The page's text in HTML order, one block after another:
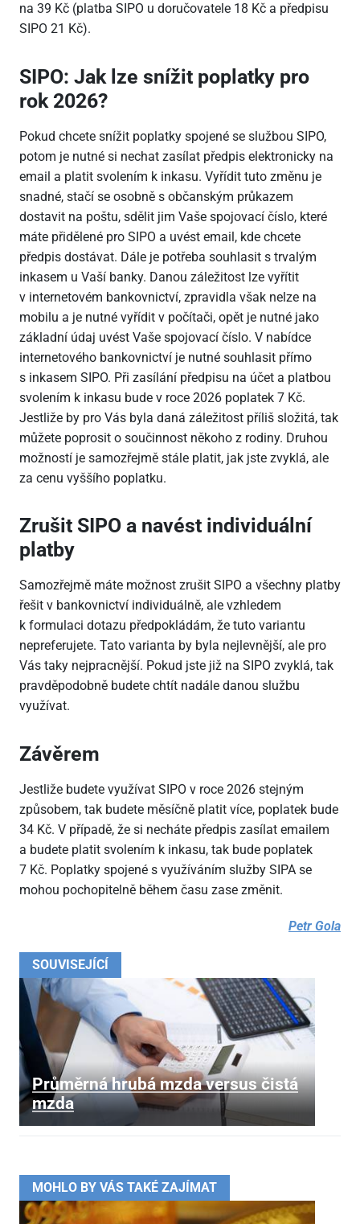
SOUVISEJÍCÍ
Průměrná hrubá mzda versus čistá
mzda
na 39 Kč (platba SIPO u doručovatele 18 Kč a předpisu
SIPO 21 Kč).
SIPO: Jak lze snížit poplatky pro
rok 2026?
Pokud chcete snížit poplatky spojené se službou SIPO,
potom je nutné si nechat zasílat předpis elektronicky na
email a platit svolením k inkasu. Vyřídit tuto změnu je
snadné, stačí se osobně s občanským průkazem
dostavit na poštu, sdělit jim Vaše spojovací číslo, které
máte přidělené pro SIPO a uvést email, kde chcete
předpis dostávat. Dále je potřeba souhlasit s trvalým
inkasem u Vaší banky. Danou záležitost lze vyřítit
v internetovém bankovnictví, zpravidla však nelze na
mobilu a je nutné vyřídit v počítači, opět je nutné jako
základní údaj uvést Vaše spojovací číslo. V nabídce
internetového bankovnictví je nutné souhlasit přímo
s inkasem SIPO. Při zasílání předpisu na účet a platbou
svolením k inkasu bude v roce 2026 poplatek 7 Kč.
Jestliže by pro Vás byla daná záležitost příliš složitá, tak
můžete poprosit o součinnost někoho z rodiny. Druhou
možností je samozřejmě stále platit, jak jste zvyklá, ale
za cenu vyššího poplatku.
Zrušit SIPO a navést individuální
platby
Samozřejmě máte možnost zrušit SIPO a všechny platby
řešit v bankovnictví individuálně, ale vzhledem
k formulaci dotazu předpokládám, že tuto variantu
nepreferujete. Tato varianta by byla nejlevnější, ale pro
Vás taky nejpracnější. Pokud jste již na SIPO zvyklá, tak
pravděpodobně budete chtít nadále danou službu
využívat.
Závěrem
Jestliže budete využívat SIPO v roce 2026 stejným
způsobem, tak budete měsíčně platit více, poplatek bude
34 Kč. V případě, že si necháte předpis zasílat emailem
a budete platit svolením k inkasu, tak bude poplatek
7 Kč. Poplatky spojené s využíváním služby SIPA se
mohou pochopitelně během času zase změnit.
Petr Gola
MOHLO BY VÁS TAKÉ ZAJÍMAT